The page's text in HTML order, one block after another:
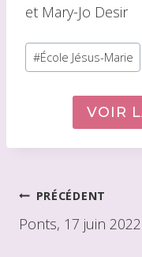
et Mary-Jo Desir
Balises
du
message :
#École Jésus-Marie
VOIR
Navigation
de
PRÉCÉDENT
Ponts, 17 juin 2022